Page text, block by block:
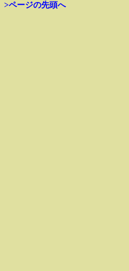
>ページの先頭へ